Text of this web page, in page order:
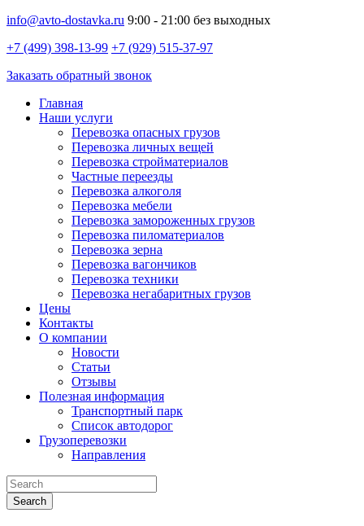
info@avto-dostavka.ru 9:00 - 21:00 без выходных
+7 (499) 398-13-99 +7 (929) 515-37-97
Заказать обратный звонок
Главная
Наши услуги
Перевозка опасных грузов
Перевозка личных вещей
Перевозка стройматериалов
Частные переезды
Перевозка алкоголя
Перевозка мебели
Перевозка замороженных грузов
Перевозка пиломатериалов
Перевозка зерна
Перевозка вагончиков
Перевозка техники
Перевозка негабаритных грузов
Цены
Контакты
О компании
Новости
Статьи
Отзывы
Полезная информация
Транспортный парк
Список автодорог
Грузоперевозки
Направления
Search